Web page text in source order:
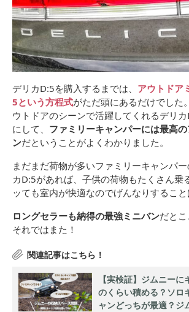
デリカD:5を購入するまでは、 アウトドア
5という方程式がただ頭にあるだけでした
ウトドアのシーンで活躍してくれるデリ
にして、 ファミリーキャンパーには最高
ンだということがよくわかりました。
まだまだ荷物が多いファミリーキャンパ
カD:5があれば、子供の荷物もたくさん乗
ッても室内が快適なのでげんなりすること
ロングセラーも納得の最強ミニバンだと
それではまた！
【実検証】ジムニー
のくらい積める？ソロ
ャンどっちが最適？ジ